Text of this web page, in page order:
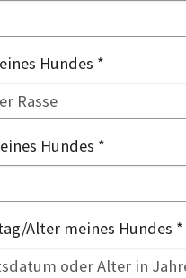
Hundes *
Hundes *
Alter meines Hundes *